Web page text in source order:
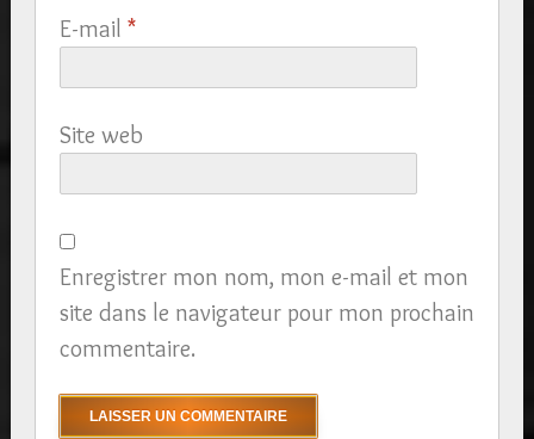
E-mail *
Site web
Enregistrer mon nom, mon e-mail et mon
site dans le navigateur pour mon prochain
commentaire.